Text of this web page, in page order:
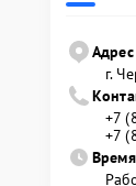
Адрес
г.
+7
+7